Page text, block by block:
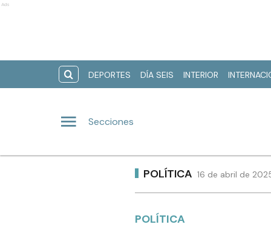
Ads
DEPORTES DÍA SEIS INTERIOR
Secciones
POLÍTICA 16 de abril de
POLÍTICA